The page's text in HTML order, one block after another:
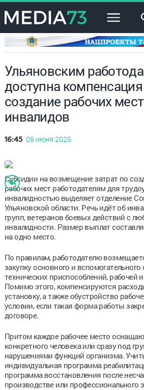
×
Ульяновским
доступна
создание рабочих
инвалидов
16:45 09 июня 2025
Субсидии на возмещение затрат по
рабочих мест работодателям для
инвалидностью выделяет отделение
Ульяновской области. Речь идёт об
групп, ветеранов боевых действий с
инвалидности. Размер выплат
на одно место.
По правилам, работодателю
закупку основного и
технических приспособлений, рабочей
Помимо этого, компенсируются
установку, а также обустройство
условии, если такая форма работы
договоре.
Притом каждое рабочее место
конкретного человека или сразу под
нарушениями функций организма.
индивидуальная программа
программа восстановления после
производстве или профессионального